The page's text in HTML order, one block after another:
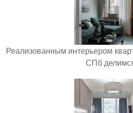
Реализованным интерьером
СПб